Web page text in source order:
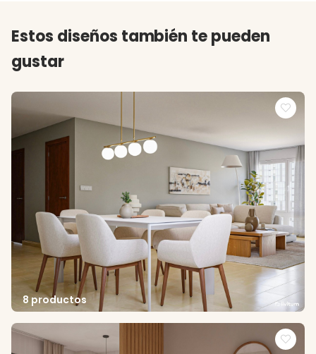
Estos diseños también te pueden
gustar
8 productos